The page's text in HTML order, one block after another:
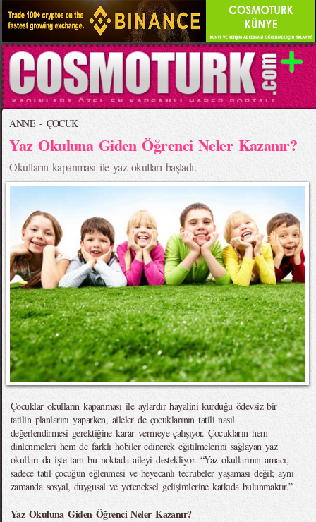
ANNE - ÇOCUK
Yaz Okuluna Giden Öğrenci Neler Kazanır?
Okulların kapanması ile yaz okulları başladı.
Çocuklar okulların kapanması ile aylardır hayalini kurduğu ödevsiz bir
tatilin planlarını yaparken, aileler de çocuklarının tatili nasıl
değerlendirmesi gerektiğine karar vermeye çalışıyor. Çocukların hem
dinlenmeleri hem de farklı hobiler edinerek eğitilmelerini sağlayan yaz
okulları da işte tam bu noktada aileyi destekliyor. “Yaz okullarının amacı,
sadece tatil çocuğun eğlenmesi ve heyecanlı tecrübeler yaşaması değil; aynı
zamanda sosyal, duygusal ve yeteneksel gelişimlerine katkıda bulunmaktır.”
Yaz Okuluna Giden Öğrenci Neler Kazanır?